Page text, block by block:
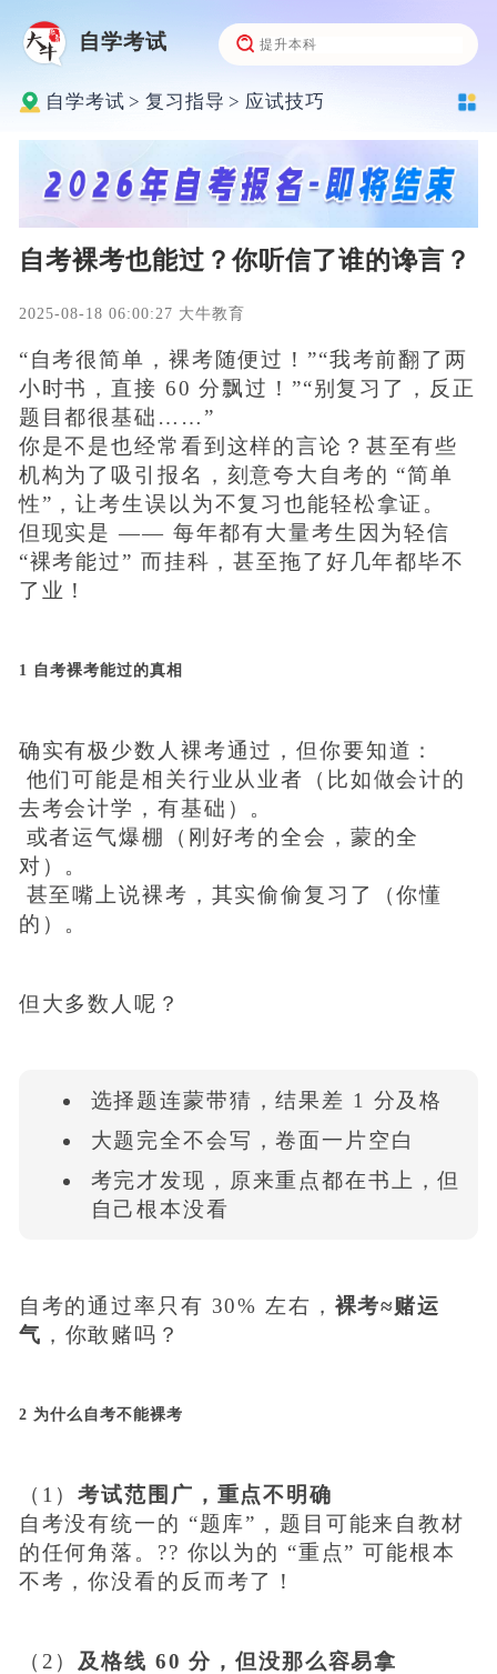
自学考试
自学考试 > 复习指导 > 应试技巧
自考裸考也能过？你听信了谁的谗言？
2025-08-18 06:00:27 大牛教育
“自考很简单，裸考随便过！”“我考前翻了两
小时书，直接 60 分飘过！”“别复习了，反正
题目都很基础……”
你是不是也经常看到这样的言论？甚至有些
机构为了吸引报名，刻意夸大自考的 “简单
性”，让考生误以为不复习也能轻松拿证。
但现实是 —— 每年都有大量考生因为轻信
“裸考能过” 而挂科，甚至拖了好几年都毕不
了业！
1 自考裸考能过的真相
确实有极少数人裸考通过，但你要知道：
他们可能是相关行业从业者（比如做会计的
去考会计学，有基础）。
或者运气爆棚（刚好考的全会，蒙的全
对）。
甚至嘴上说裸考，其实偷偷复习了（你懂
的）。
但大多数人呢？
选择题连蒙带猜，结果差 1 分及格
大题完全不会写，卷面一片空白
考完才发现，原来重点都在书上，但
自己根本没看
自考的通过率只有 30% 左右， 裸考≈赌运
气 ，你敢赌吗？
2 为什么自考不能裸考
（1）考试范围广，重点不明确
自考没有统一的 “题库”，题目可能来自教材
的任何角落。?? 你以为的 “重点” 可能根本
不考，你没看的反而考了！
（2） 及格线 60 分，但没那么容易拿